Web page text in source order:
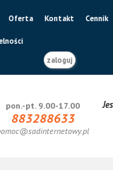
Oferta Kontakt Cennik
zaloguj
pon.-pt. 9.00-17.00
883288633